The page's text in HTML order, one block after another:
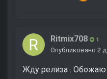
Ritmix708 1
Опубликовано 2
Жду релиза . Обожаю